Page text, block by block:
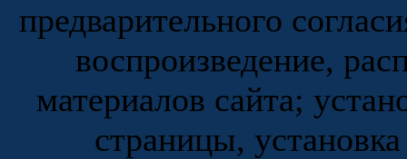
предварительного
воспроизведение,
материалов сайта;
страницы,